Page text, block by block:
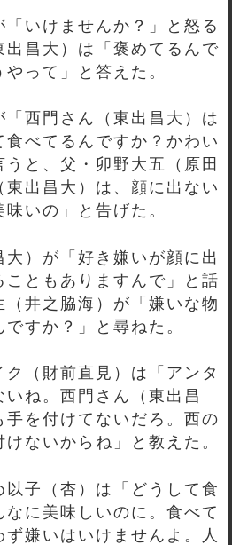
いけませんか？」と怒る
出昌大）は「褒めてるんで
って」と答えた。
西門さん（東出昌大）は
べてるんですか？かわい
と、父・卯野大五（原田
出昌大）は、顔に出ない
いの」と告げた。
）が「好き嫌いが顔に出
こともありますんで」と話
井之脇海）が「嫌いな物
すか？」と尋ねた。
（財前直見）は「アンタ
ね。西門さん（東出昌
手を付けてないだろ。西の
ないからね」と教えた。
子（杏）は「どうして食
に美味しいのに。食べて
嫌いはいけませんよ。人